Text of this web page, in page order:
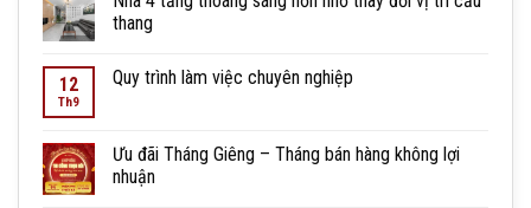
thang
12
Th9
Quy trình làm việc chuyên nghiệp
Ưu đãi Tháng Giêng – Tháng bán hàng không lợi
nhuận